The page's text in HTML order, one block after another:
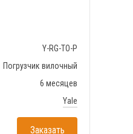
Y-RG-TO-P
Погрузчик вилочный
6 месяцев
Yale
Заказать